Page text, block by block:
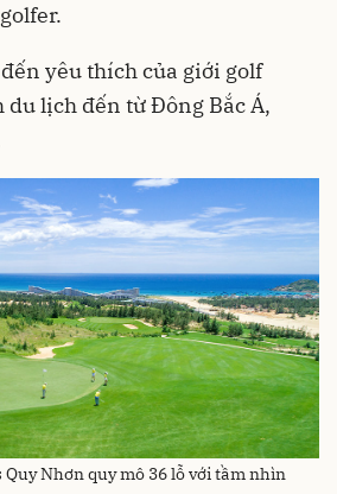
yêu thích của giới golf
lịch đến từ Đông Bắc Á,
Quy Nhơn quy mô 36 lỗ với tầm nhìn